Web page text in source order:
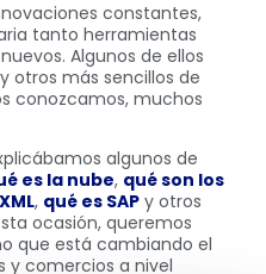
constantes,
tanto herramientas
Algunos de ellos
otros más sencillos de
conozcamos, muchos
algunos de
es la nube, qué son los
, qué es SAP y otros
ocasión, queremos
que está cambiando el
y comercios a nivel